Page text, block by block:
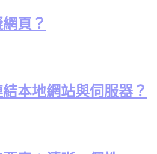
頁？
本地網站與伺服器？